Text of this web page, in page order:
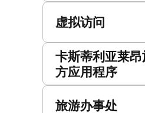
虚拟访问
卡斯蒂利亚莱
方应用程序
旅游办事处